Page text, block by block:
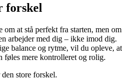
forskel
at stå perfekt fra starten, men om
arbejder med dig – ikke imod dig.
balance og rytme, vil du opleve, at
føles mere kontrolleret og rolig.
store forskel.